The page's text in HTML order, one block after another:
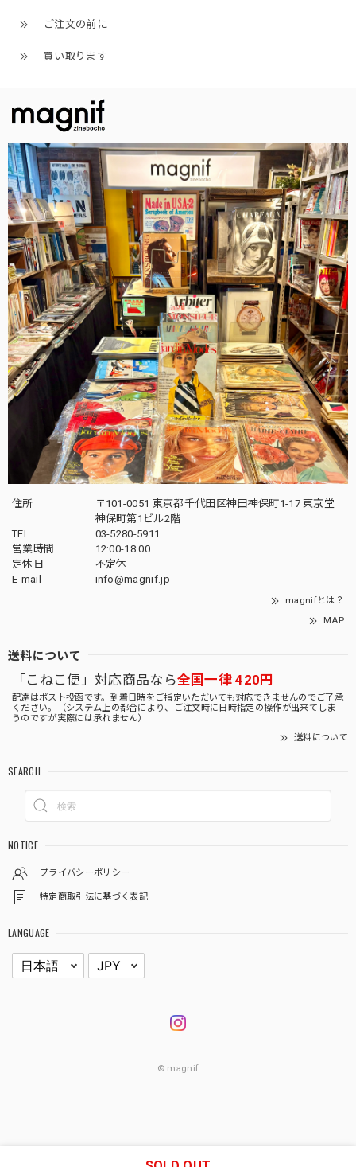
ご注文の前に
買い取ります
住所
〒101-0051 東京都千代田区神田神保町1-17 東京堂
神保町第1ビル2階
TEL
03-5280-5911
営業時間
12:00-18:00
定休日
不定休
E-mail
info@magnif.jp
magnifとは？
MAP
送料について
「こねこ便」対応商品なら全国一律 420円
配達はポスト投函です。到着日時をご指定いただいても対応できませんのでご了承
ください。（システム上の都合により、ご注文時に日時指定の操作が出来てしま
うのですが実際には承れません）
送料について
SEARCH
NOTICE
プライバシーポリシー
特定商取引法に基づく表記
LANGUAGE
© magnif